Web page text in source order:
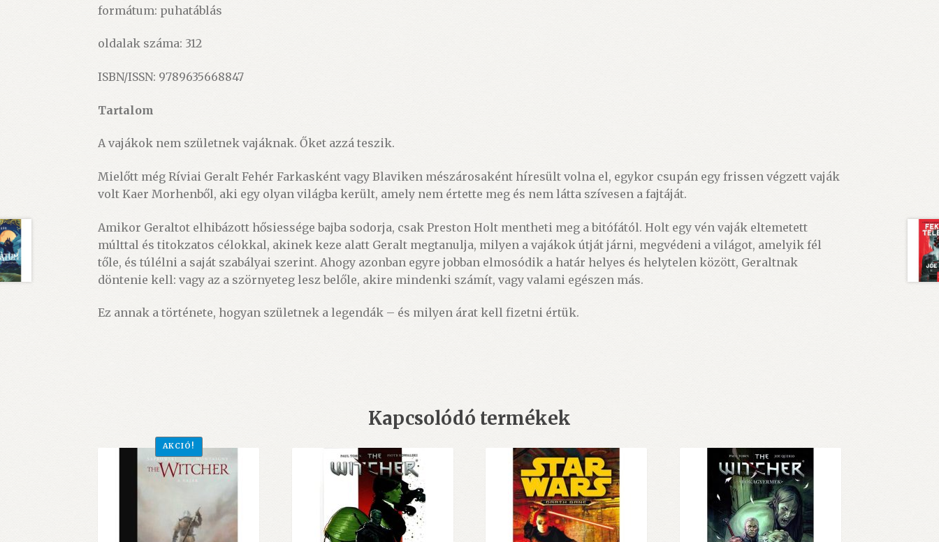
formátum: puhatáblás
oldalak száma: 312
ISBN/ISSN: 9789635668847
Tartalom
A vajákok nem születnek vajáknak. Őket azzá teszik.
Mielőtt még Ríviai Geralt Fehér Farkasként vagy Blaviken mészárosaként híresült volna el, egykor csupán egy frissen végzett vaják
volt Kaer Morhenből, aki egy olyan világba került, amely nem értette meg és nem látta szívesen a fajtáját.
Amikor Geraltot elhibázott hősiessége bajba sodorja, csak Preston Holt mentheti meg a bitófától. Holt egy vén vaják eltemetett
múlttal és titokzatos célokkal, akinek keze alatt Geralt megtanulja, milyen a vajákok útját járni, megvédeni a világot, amelyik fél
tőle, és túlélni a saját szabályai szerint. Ahogy azonban egyre jobban elmosódik a határ helyes és helytelen között, Geraltnak
döntenie kell: vagy az a szörnyeteg lesz belőle, akire mindenki számít, vagy valami egészen más.
Ez annak a története, hogyan születnek a legendák – és milyen árat kell fizetni értük.
Kapcsolódó termékek
AKCIÓ!